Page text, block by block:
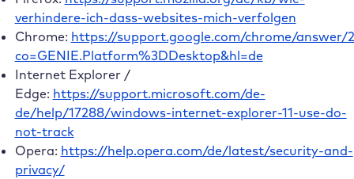
verhindere-ich-dass-websites-mich-verfolgen
Chrome: https://support.google.com/chrome/answer/
co=GENIE.Platform%3DDesktop&hl=de
Internet Explorer /
Edge: https://support.microsoft.com/de-
de/help/17288/windows-internet-explorer-11-use-do-
not-track
Opera: https://help.opera.com/de/latest/security-and-
privacy/